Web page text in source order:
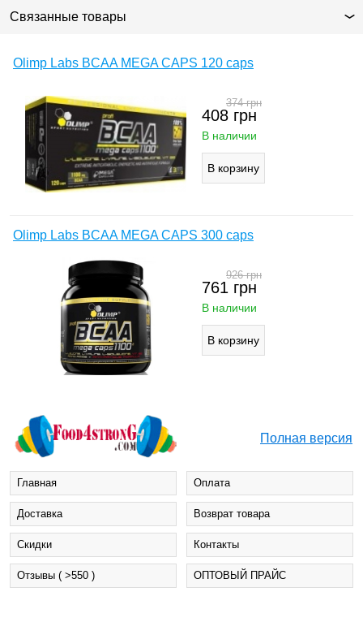
Связанные товары
Olimp Labs BCAA MEGA CAPS 120 caps
408 грн
374грн
В наличии
Olimp Labs BCAA MEGA CAPS 300 caps
761 грн
926грн
В наличии
Полная версия
Главная Оплата
Доставка Возврат товара
Cкидки Контакты
Отзывы ( >550 ) ОПТОВЫЙ ПРАЙС